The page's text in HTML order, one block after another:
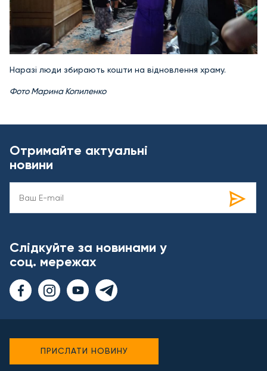
Наразі люди збирають кошти на відновлення храму.
Фото Марина Копиленко
Отримайте актуальні
новини
Слідкуйте за новинами у
соц. мережах
ПРИСЛАТИ НОВИНУ